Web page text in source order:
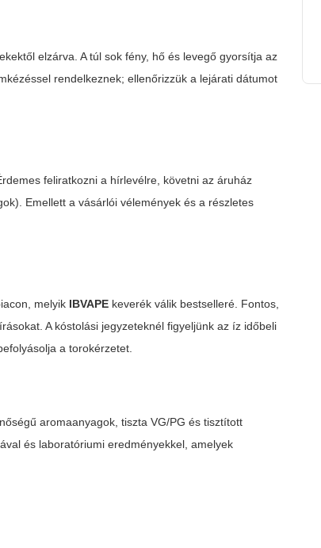
elzárva. A túl sok fény, hő és levegő gyorsítja az
rendelkeznek; ellenőrizzük a lejárati dátumot
feliratkozni a hírlevélre, követni az áruház
Emellett a vásárlói vélemények és a részletes
melyik IBVAPE keverék válik bestselleré. Fontos,
A kóstolási jegyzeteknél figyeljünk az íz időbeli
a torokérzetet.
aromaanyagok, tiszta VG/PG és tisztított
és laboratóriumi eredményekkel, amelyek